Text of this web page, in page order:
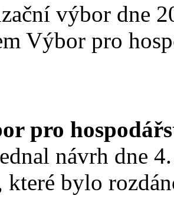
výbor dne
Výbor pro
pro
návrh dne
které bylo